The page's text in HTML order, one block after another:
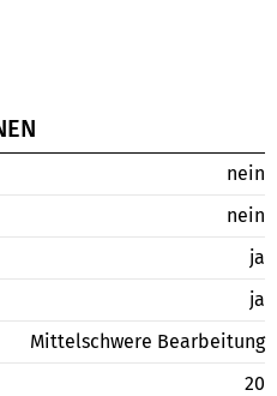
nein
nein
ja
ja
Mittelschwere Bearbeitung
20